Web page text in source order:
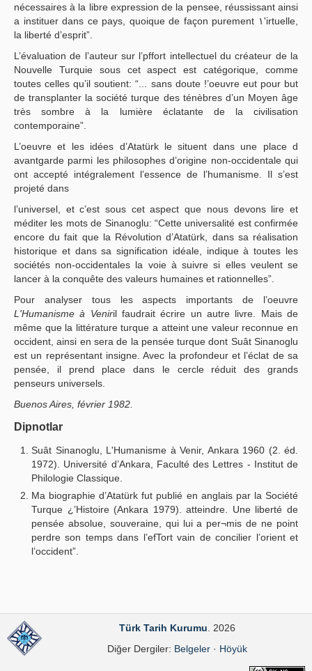
nécessaires à la libre expression de la pensee, réussissant ainsi
a instituer dans ce pays, quoique de façon purement ١'irtuelle,
la liberté d’esprit”.
L’évaluation de l’auteur sur l’pffort intellectuel du créateur de la
Nouvelle Turquie sous cet aspect est catégorique, comme
toutes celles qu’il soutient: “... sans doute !’oeuvre eut pour but
de transplanter la société turque des ténèbres d’un Moyen âge
très sombre à la lumière éclatante de la civilisation
contemporaine”.
L’oeuvre et les idées d’Atatürk le situent dans une place d
avantgarde parmi les philosophes d’origine non-occidentale qui
ont accepté intégralement l’essence de l’humanisme. Il s’est
projeté dans
l’universel, et c’est sous cet aspect que nous devons lire et
méditer les mots de Sinanoglu: “Cette universalité est confirmée
encore du fait que la Révolution d’Atatürk, dans sa réalisation
historique et dans sa signification idéale, indique à toutes les
sociétés non-occidentales la voie à suivre si elles veulent se
lancer à la conquête des valeurs humaines et rationnelles”.
Pour analyser tous les aspects importants de l’oeuvre
L'Humanisme à Veniril faudrait écrire un autre livre. Mais de
même que la littérature turque a atteint une valeur reconnue en
occident, ainsi en sera de la pensée turque dont Suât Sinanoglu
est un représentant insigne. Avec la profondeur et l’éclat de sa
pensée, il prend place dans le cercle réduit des grands
penseurs universels.
Buenos Aires, février 1982.
Dipnotlar
Suât Sinanoglu, L'Humanisme à Venir, Ankara 1960 (2. éd.
1972). Université d’Ankara, Faculté des Lettres - Institut de
Philologie Classique.
Ma biographie d’Atatürk fut publié en anglais par la Société
Turque ¿’Histoire (Ankara 1979). atteindre. Une liberté de
pensée absolue, souveraine, qui lui a per¬mis de ne point
perdre son temps dans l’efTort vain de concilier l’orient et
l’occident”.
Türk Tarih Kurumu . 2026
Diğer Dergiler: Belgeler· Höyük